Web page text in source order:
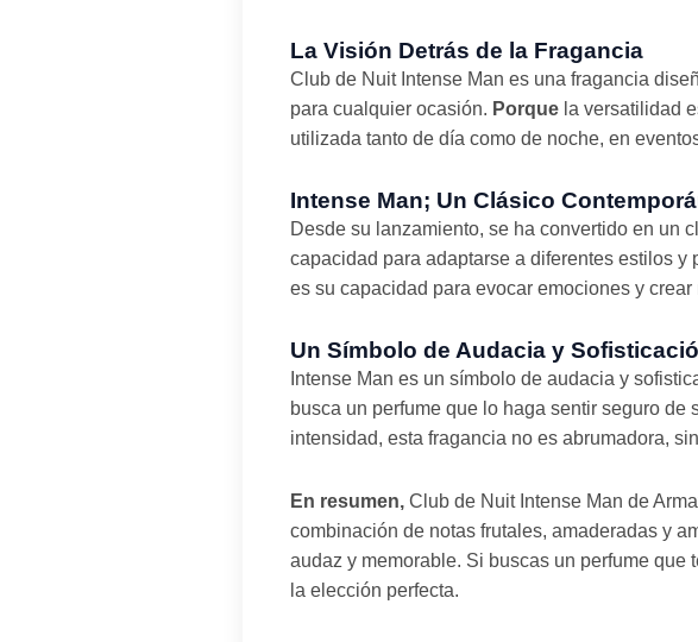
La Visión Detrás de la Fragancia
Club de Nuit Intense Man es una fragancia
para cualquier ocasión. Porque la versatilidad
utilizada tanto de día como de noche, en
Intense Man; Un Clásico
Desde su lanzamiento, se ha convertido en un
capacidad para adaptarse a diferentes estilos y
es su capacidad para evocar emociones y crear
Un Símbolo de Audacia y
Intense Man es un símbolo de audacia y
busca un perfume que lo haga sentir seguro
intensidad, esta fragancia no es abrumadora,
En resumen, Club de Nuit Intense Man de
combinación de notas frutales, amaderadas y
audaz y memorable. Si buscas un perfume que
la elección perfecta.